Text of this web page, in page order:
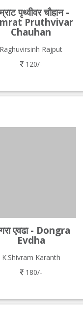
पृथ्वीवर चौहान -
Pruthvivar
Chauhan
Raghuvirsinh Rajput
120/-
एवढा - Dongra
Evdha
K.Shivram Karanth
180/-